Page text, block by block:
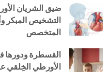
ضيق الشريان
التشخيص المبكر
المتخصص
القسطرة ودورها
الأورطي الخِلقي